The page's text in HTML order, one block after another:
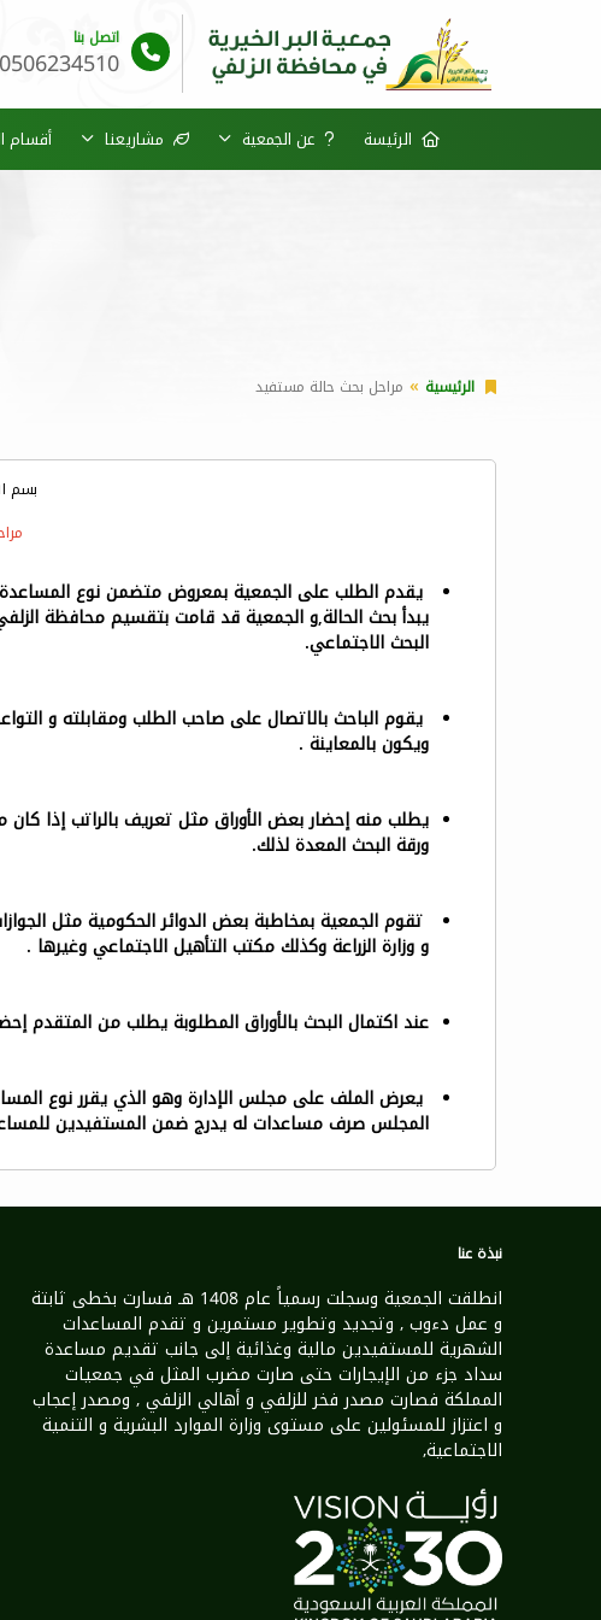
اتصل بنا
0506234510
الرئيسة عن الجمعية مشاريعنا أقسام
الرئيسية مراحل بحث حالة مستفيد
بسم
يقدم الطلب على الجمعية بمعروض متضمن نوع
يبدأ بحث الحالة,و الجمعية قد قامت بتقسيم محافظة
البحث الاجتماعي.
يقوم الباحث بالاتصال على صاحب الطلب ومقابلته و
ويكون بالمعاينة .
يطلب منه إحضار بعض الأوراق مثل تعريف بالراتب إذا
ورقة البحث المعدة لذلك.
تقوم الجمعية بمخاطبة بعض الدوائر الحكومية مثل
و وزارة الزراعة وكذلك مكتب التأهيل الاجتماعي وغيرها .
عند اكتمال البحث بالأوراق المطلوبة يطلب من المتقدم
يعرض الملف على مجلس الإدارة وهو الذي يقرر نوع
المجلس صرف مساعدات له يدرج ضمن المستفيدين
نبذة عنا
انطلقت الجمعية وسجلت رسمياً عام 1408 هـ فسارت بخطى ثابتة
و عمل دءوب , وتجديد وتطوير مستمرين و تقدم المساعدات
الشهرية للمستفيدين مالية وغذائية إلى جانب تقديم مساعدة
سداد جزء من الإيجارات حتى صارت مضرب المثل في جمعيات
المملكة فصارت مصدر فخر للزلفي و أهالي الزلفي , ومصدر إعجاب
و اعتزاز للمسئولين على مستوى وزارة الموارد البشرية و التنمية
الاجتماعية,